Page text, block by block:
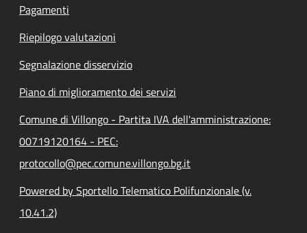
Pagamenti
Riepilogo valutazioni
Segnalazione disservizio
Piano di miglioramento dei servizi
Comune di Villongo - Partita IVA dell'amministrazione:
00719120164 - PEC:
protocollo@pec.comune.villongo.bg.it
Powered by Sportello Telematico Polifunzionale (v.
10.41.2)